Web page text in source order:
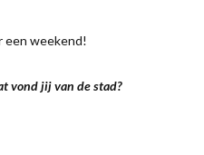
een weekend!
vond jij van de stad?